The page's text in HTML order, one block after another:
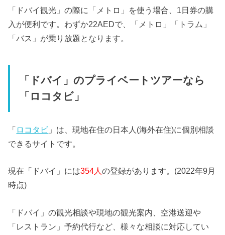
「ドバイ観光」の際に「メトロ」を使う場合、1日券の購
入が便利です。わずか22AEDで、「メトロ」「トラム」
「バス」が乗り放題となります。
「ドバイ」のプライベートツアーなら
「ロコタビ」
「 ロコタビ 」は、現地在住の日本人(海外在住)に個別相談
できるサイトです。
現在「ドバイ」には354人の登録があります。(2022年9月
時点)
「ドバイ」の観光相談や現地の観光案内、空港送迎や
「レストラン」予約代行など、様々な相談に対応してい